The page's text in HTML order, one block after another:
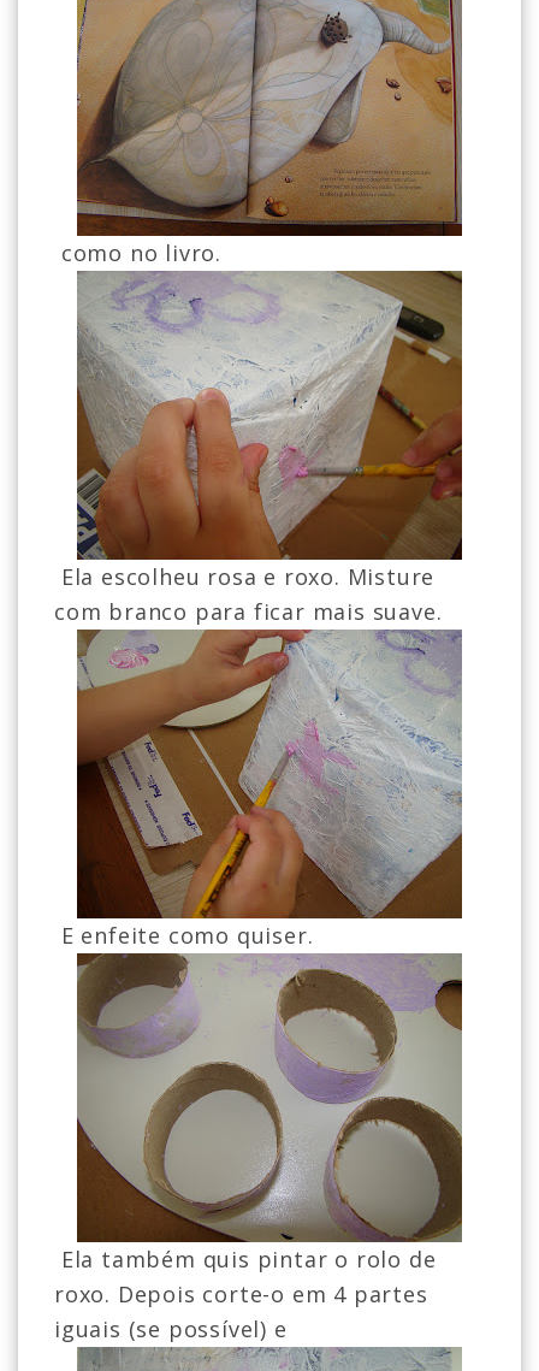
como no livro.
Ela escolheu rosa e roxo. Misture
com branco para ficar mais suave.
E enfeite como quiser.
Ela também quis pintar o rolo de
roxo. Depois corte-o em 4 partes
iguais (se possível) e